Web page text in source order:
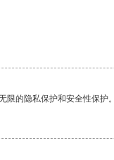
限的隐私保护和安全性保护。